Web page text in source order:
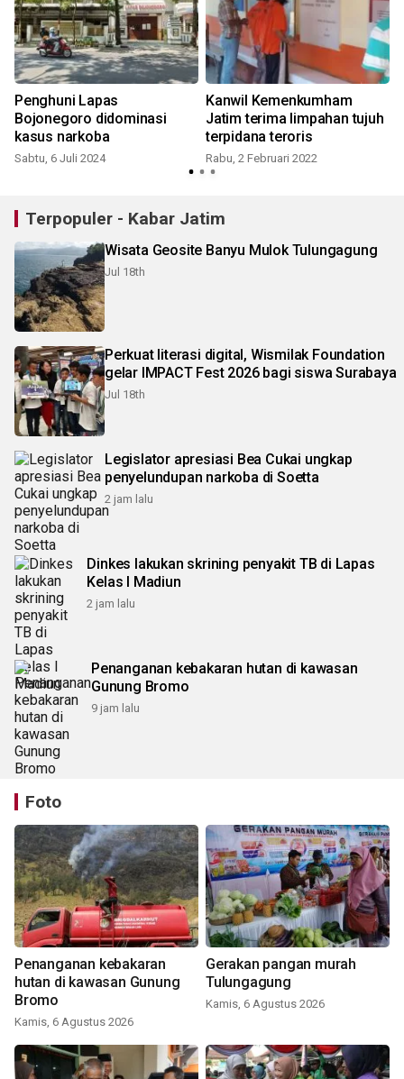
Penghuni Lapas
Bojonegoro didominasi
kasus narkoba
Sabtu, 6 Juli 2024
Kanwil Kemenkumham
Jatim terima limpahan tujuh
terpidana teroris
Rabu, 2 Februari 2022
Terpopuler - Kabar Jatim
Wisata Geosite Banyu Mulok Tulungagung
Jul 18th
Perkuat literasi digital, Wismilak Foundation
gelar IMPACT Fest 2026 bagi siswa Surabaya
Jul 18th
Legislator apresiasi Bea Cukai ungkap
penyelundupan narkoba di Soetta
2 jam lalu
Dinkes lakukan skrining penyakit TB di Lapas
Kelas I Madiun
2 jam lalu
Penanganan kebakaran hutan di kawasan
Gunung Bromo
9 jam lalu
Foto
Penanganan kebakaran
hutan di kawasan Gunung
Bromo
Kamis, 6 Agustus 2026
Gerakan pangan murah
Tulungagung
Kamis, 6 Agustus 2026